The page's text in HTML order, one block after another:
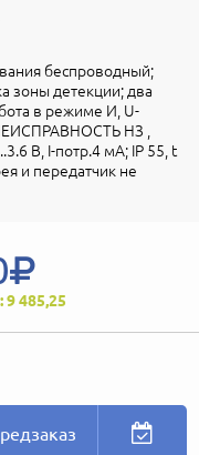
беспроводный;
зоны детекции; два
в режиме И, U-
НЗ ,
В, I-потр.4 мА; IP 55, t
и передатчик не
485,25